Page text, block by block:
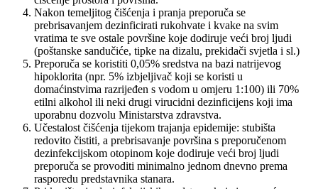
Nakon temeljitog čišćenja i pranja preporuča se
prebrisavanjem dezinficirati rukohvate i kvake na svim
vratima te sve ostale površine koje dodiruje veći broj ljudi
(poštanske sandučiće, tipke na dizalu, prekidači svjetla i sl.)
Preporuča se koristiti 0,05% sredstva na bazi natrijevog
hipoklorita (npr. 5% izbjeljivač koji se koristi u
domaćinstvima razrijeđen s vodom u omjeru 1:100) ili 70%
etilni alkohol ili neki drugi virucidni dezinficijens koji ima
uporabnu dozvolu Ministarstva zdravstva.
Učestalost čišćenja tijekom trajanja epidemije: stubišta
redovito čistiti, a prebrisavanje površina s preporučenom
dezinfekcijskom otopinom koje dodiruje veći broj ljudi
preporuča se provoditi minimalno jednom dnevno prema
rasporedu predstavnika stanara.